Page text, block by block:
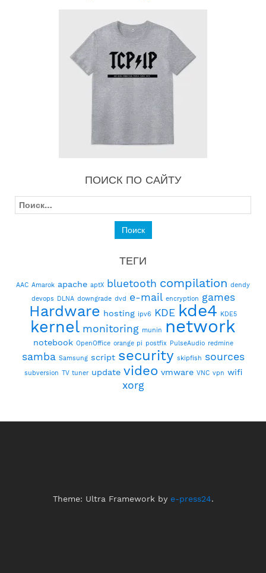
ПОИСК ПО САЙТУ
Найти:
ТЕГИ
AAC Amarok apache aptX bluetooth compilation dendy
devops
DLNA downgrade dvd e-mail encryption games
Hardware hosting ipv6 KDE kde4 KDE5
kernel monitoring munin network
notebook OpenOffice orange pi postfix PulseAudio redmine
samba Samsung script security skipfish sources
subversion TV tuner update video vmware VNC vpn wifi
xorg
Theme: Ultra Framework by e-press24.